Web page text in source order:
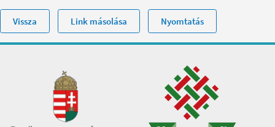
Vissza Link másolása Nyomtatás